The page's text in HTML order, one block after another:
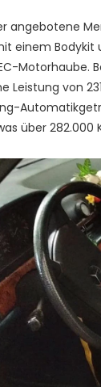
angebotene
einem
Motorhaube.
Leistung von
über 282.000